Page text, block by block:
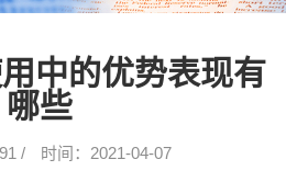
中的优势表现有
哪些
/ 时间：2021-04-07